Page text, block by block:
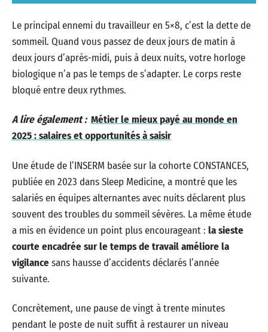
Le principal ennemi du travailleur en 5×8, c’est la dette de
sommeil. Quand vous passez de deux jours de matin à
deux jours d’après-midi, puis à deux nuits, votre horloge
biologique n’a pas le temps de s’adapter. Le corps reste
bloqué entre deux rythmes.
A lire également : Métier le mieux payé au monde en
2025 : salaires et opportunités à saisir
Une étude de l’INSERM basée sur la cohorte CONSTANCES,
publiée en 2023 dans Sleep Medicine, a montré que les
salariés en équipes alternantes avec nuits déclarent plus
souvent des troubles du sommeil sévères. La même étude
a mis en évidence un point plus encourageant : la sieste
courte encadrée sur le temps de travail améliore la
vigilancesans hausse d’accidents déclarés l’année
suivante.
Concrètement, une pause de vingt à trente minutes
pendant le poste de nuit suffit à restaurer un niveau